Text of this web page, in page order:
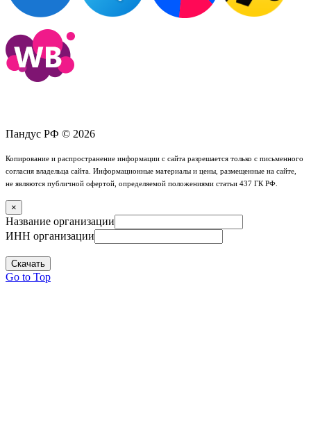
Пандус РФ © 2026
Копирование и распространение информации с сайта разрешается только с письменного
согласия владельца сайта. Информационные материалы и цены, размещенные на сайте,
не являются публичной офертой, определяемой положениями статьи 437 ГК РФ.
×
Название организации
ИНН организации
Скачать
Go to Top